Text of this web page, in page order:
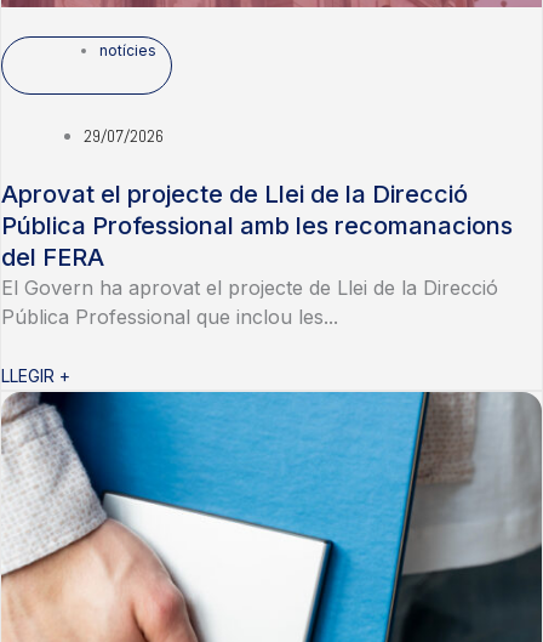
notícies
29/07/2026
Aprovat el projecte de Llei de la Direcció
Pública Professional amb les recomanacions
del FERA
El Govern ha aprovat el projecte de Llei de la Direcció
Pública Professional que inclou les...
LLEGIR +